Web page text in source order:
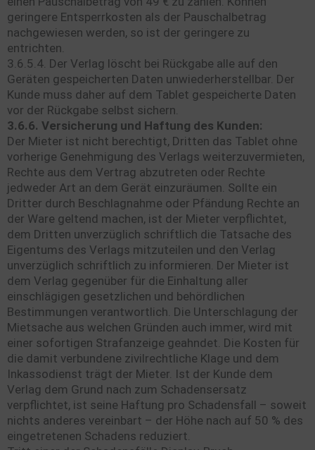
geringere Entsperrkosten als der Pauschalbetrag
nachgewiesen werden, so ist der geringere zu
entrichten.
3.6.5.4. Der Verlag löscht bei Rückgabe alle auf den
Geräten gespeicherten Daten unwiederherstellbar. Der
Kunde muss daher auf dem Tablet gespeicherte Daten
vor der Rückgabe selbst sichern.
3.6.6. Versicherung und Haftung des Kunden:
Der Mieter ist nicht berechtigt, Dritten das Tablet ohne
vorherige Genehmigung des Verlags weiterzuvermieten,
Rechte aus dem Vertrag abzutreten oder Rechte
jedweder Art an dem Gerät einzuräumen. Sollte ein
Dritter durch Beschlagnahme oder Pfändung Rechte an
der Ware geltend machen, ist der Mieter verpflichtet,
dem Dritten unverzüglich schriftlich die Tatsache des
Eigentums des Verlags mitzuteilen und den Verlag
unverzüglich schriftlich zu informieren. Der Mieter ist
dem Verlag gegenüber für die Einhaltung aller
einschlägigen gesetzlichen und behördlichen
Bestimmungen verantwortlich. Die Unterschlagung der
Mietsache aus welchen Gründen auch immer, wird mit
einer sofortigen Strafanzeige geahndet. Die Kosten für
die damit verbundene zivilrechtliche Klage und dem
Inkassodienst trägt der Mieter. Ist der Kunde dem
Verlag dem Grund nach zum Schadensersatz
verpflichtet, ist seine Haftung pro Schadensfall – soweit
nichts anderes vereinbart – der Höhe nach auf 50 % des
eingetretenen Schadens reduziert.